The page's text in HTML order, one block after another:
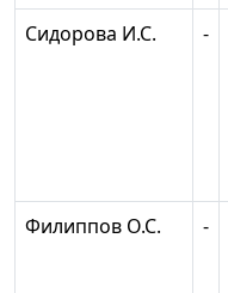
Сидорова И.С.
-
Филиппов О.С.
-